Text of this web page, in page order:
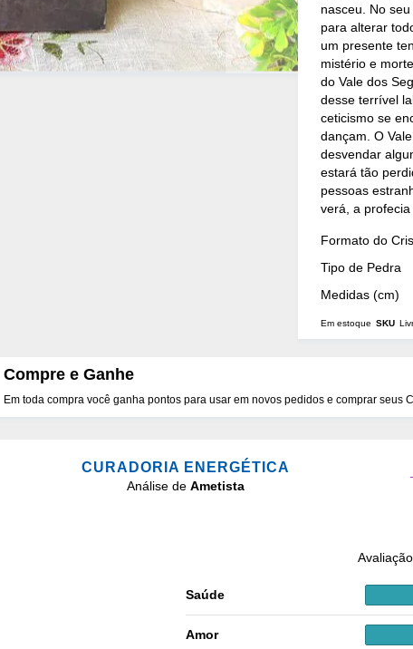
nasceu. No
para alterar
um presente
mistério e
do Vale dos
desse terrível
ceticismo se
dançam. O
desvendar
estará tão
pessoas
verá, a profecia
Mais
Formato do
Tipo de Pedra
Medidas (cm)
Em estoque SKU
Compre e Ganhe
Em toda compra você ganha pontos para usar em novos pedidos e comprar seus
CURADORIA ENERGÉTICA
Análise de Ametista
Saúde
Amor